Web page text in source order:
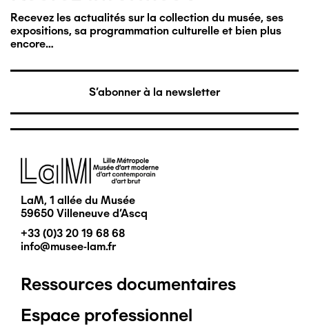
Recevez les actualités sur la collection du musée, ses
expositions, sa programmation culturelle et bien plus
encore…
S'abonner à la newsletter
Image
LaM, 1 allée du Musée
59650 Villeneuve d'Ascq
+33 (0)3 20 19 68 68
info@musee-lam.fr
Pied
Ressources documentaires
Espace professionnel